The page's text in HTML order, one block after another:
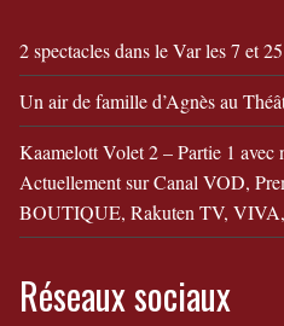
2 spectacles dans le Var les 7 et
Un air de famille d’Agnès au
Kaamelott Volet 2 – Partie 1
Actuellement sur Canal VOD,
BOUTIQUE, Rakuten TV,
Réseaux sociaux